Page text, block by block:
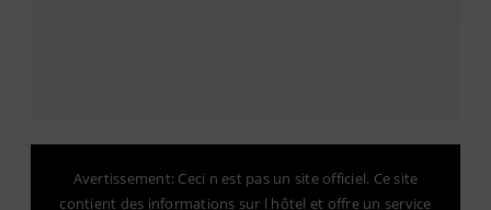
Avertissement: Ceci n est pas un site officiel. Ce site
contient des informations sur l hôtel et offre un service